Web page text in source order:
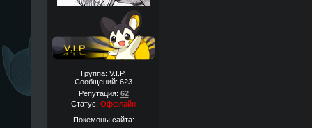
Группа: V.I.P.
Сообщений: 623
Репутация: 62
Статус: Оффлайн
Покемоны сайта: